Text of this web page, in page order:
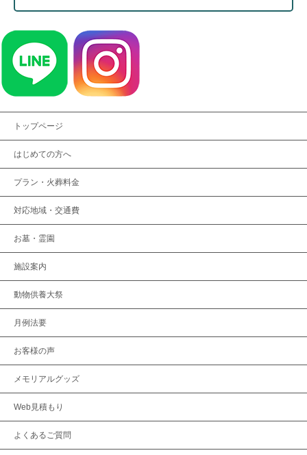
トップページ
はじめての方へ
プラン・火葬料金
対応地域・交通費
お墓・霊園
施設案内
動物供養大祭
月例法要
お客様の声
メモリアルグッズ
Web見積もり
よくあるご質問